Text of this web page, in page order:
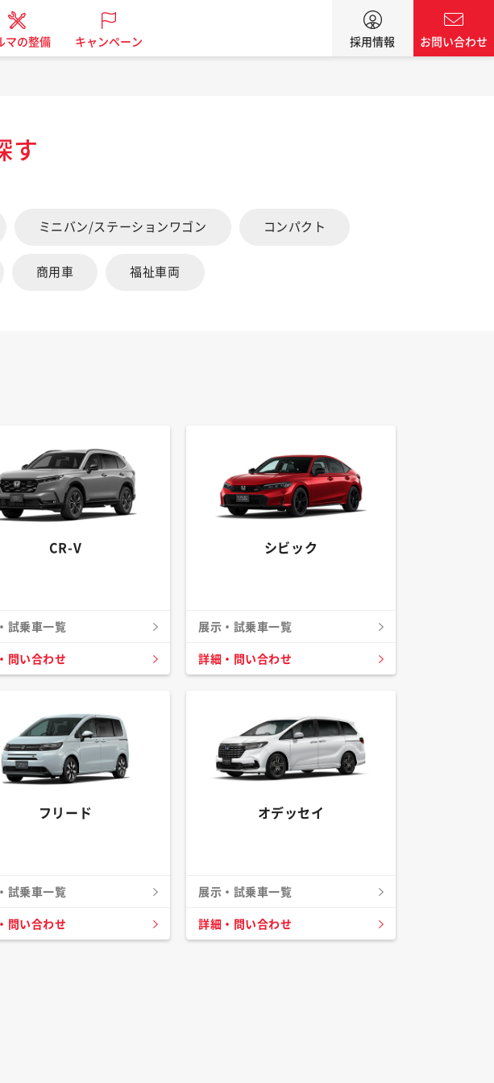
マの整備 キャンペーン 採用情報 お問い合わせ
す
ミニバン/ステーションワゴン コンパクト
商用車 福祉車両
CR-V
試乗車一覧
問い合わせ
シビック
展示・試乗車一覧
詳細・問い合わせ
フリード
試乗車一覧
問い合わせ
オデッセイ
展示・試乗車一覧
詳細・問い合わせ